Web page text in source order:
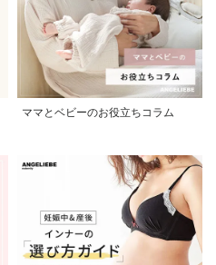
ママとベビーのお役立ちコラム